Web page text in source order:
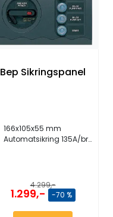
Bep Sikringspanel
166x105x55 mm
Automatsikring 135A/bryter 50A/3 autosikring
4.299,-
1.299,- -70 %